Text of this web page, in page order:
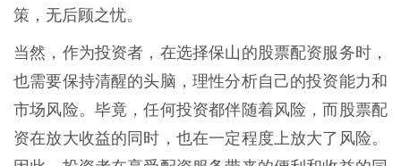
策，无后顾之忧。
当然，作为投资者，在选择保山的股票配资服务时，
也需要保持清醒的头脑，理性分析自己的投资能力和
市场风险。毕竟，任何投资都伴随着风险，而股票配
资在放大收益的同时，也在一定程度上放大了风险。